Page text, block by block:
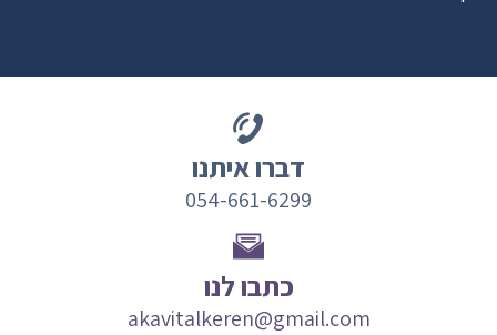
דברו איתנו
054-661-6299
כתבו לנו
akavitalkeren@gmail.com